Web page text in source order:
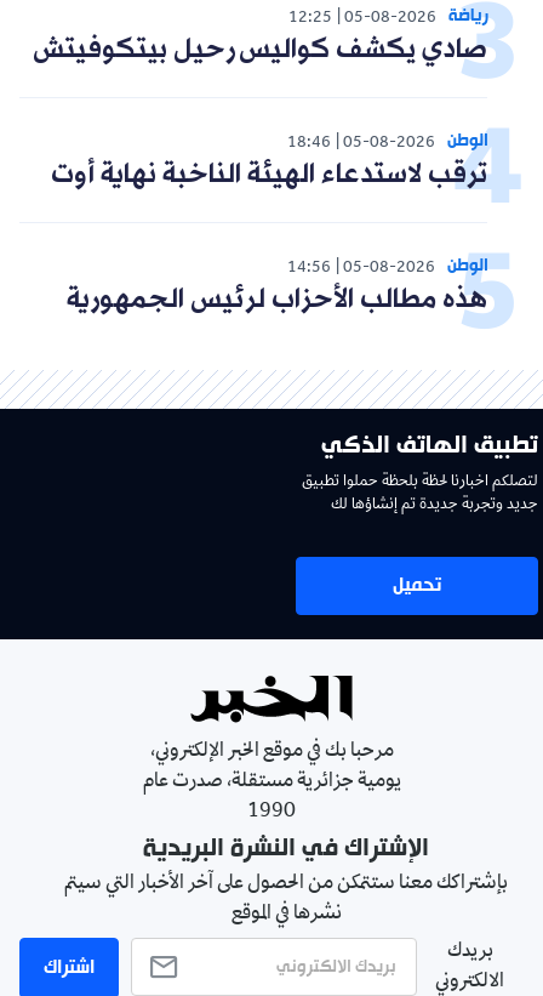
رياضة 05-08-2026
12:25
صادي يكشف كواليس رحيل بيتكوفيتش
الوطن 05-08-2026
18:46
ترقب لاستدعاء الهيئة الناخبة نهاية أوت
الوطن 05-08-2026
14:56
هذه مطالب الأحزاب لرئيس الجمهورية
تطبيق الهاتف الذكي
لتصلكم اخبارنا لحظة بلحظة حملوا تطبيق
جديد وتجربة جديدة تم إنشاؤها لك
تحميل
مرحبا بك في موقع الخبر الإلكتروني،
يومية جزائرية مستقلة، صدرت عام
1990
الإشتراك في النشرة البريدية
بإشتراكك معنا ستتمكن من الحصول على آخر الأخبار التي سيتم
نشرها في الموقع
بريدك
الالكتروني
اشتراك